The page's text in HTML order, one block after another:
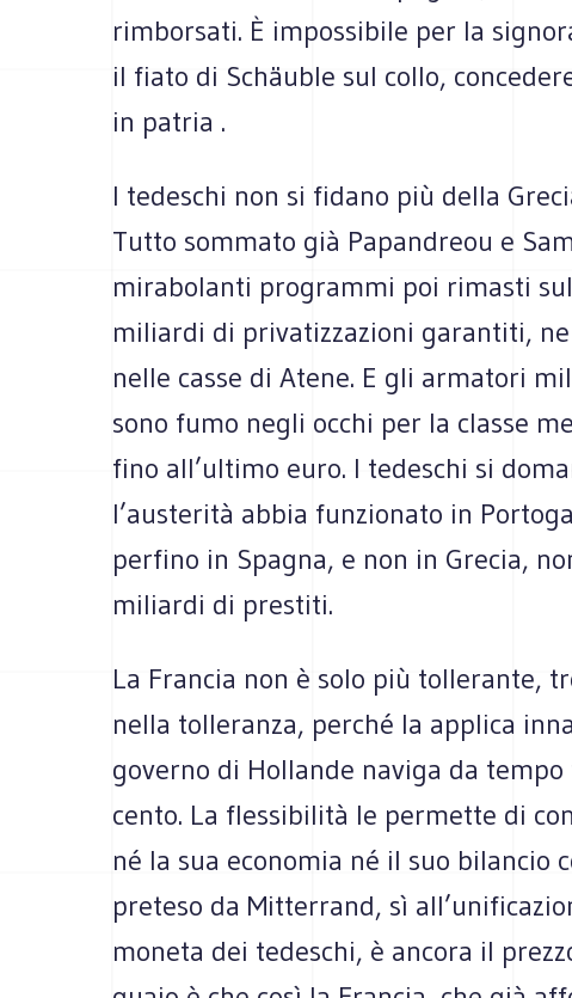
rimborsati. È impossibile per la
il fiato di Schäuble sul collo,
in patria .
I tedeschi non si fidano più della
Tutto sommato già Papandreou e
mirabolanti programmi poi rimasti
miliardi di privatizzazioni garantiti,
nelle casse di Atene. E gli armatori
sono fumo negli occhi per la classe
fino all’ultimo euro. I tedeschi si
l’austerità abbia funzionato in
perfino in Spagna, e non in Grecia,
miliardi di prestiti.
La Francia non è solo più tollerante,
nella tolleranza, perché la applica
governo di Hollande naviga da
cento. La flessibilità le permette di
né la sua economia né il suo bilancio
preteso da Mitterrand, sì
moneta dei tedeschi, è ancora il